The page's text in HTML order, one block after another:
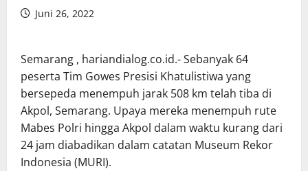
Juni 26, 2022
Semarang , hariandialog.co.id.- Sebanyak 64
peserta Tim Gowes Presisi Khatulistiwa yang
bersepeda menempuh jarak 508 km telah tiba di
Akpol, Semarang. Upaya mereka menempuh rute
Mabes Polri hingga Akpol dalam waktu kurang dari
24 jam diabadikan dalam catatan Museum Rekor
Indonesia (MURI).